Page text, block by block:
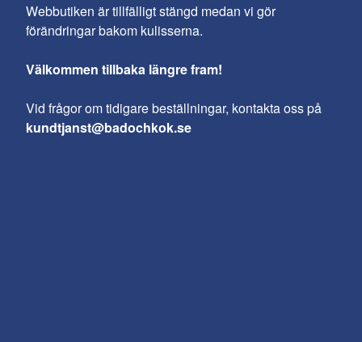
Webbutiken är tillfälligt stängd medan vi gör
förändringar bakom kulisserna.
Välkommen tillbaka längre fram!
Vid frågor om tidigare beställningar, kontakta oss på
kundtjanst@badochkok.se